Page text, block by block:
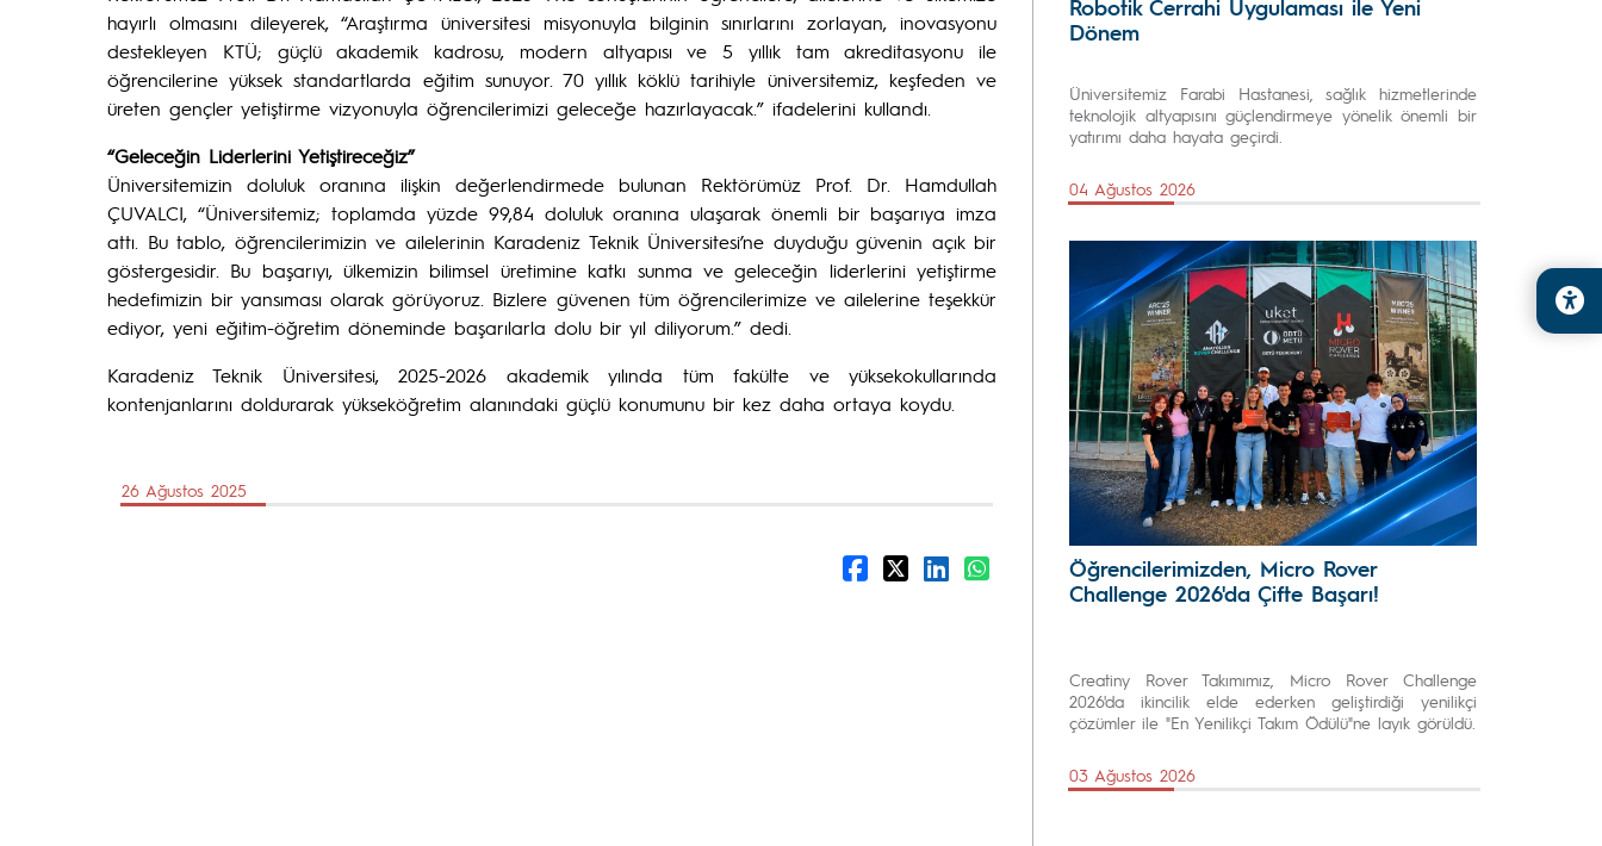
hayırlı olmasını dileyerek, “Araştırma üniversitesi misyonuyla bilginin sınırlarını zorlayan, inovasyonu
destekleyen KTÜ; güçlü akademik kadrosu, modern altyapısı ve 5 yıllık tam akreditasyonu ile
öğrencilerine yüksek standartlarda eğitim sunuyor. 70 yıllık köklü tarihiyle üniversitemiz, keşfeden ve
üreten gençler yetiştirme vizyonuyla öğrencilerimizi geleceğe hazırlayacak.” ifadelerini kullandı.
“Geleceğin Liderlerini Yetiştireceğiz”
Üniversitemizin doluluk oranına ilişkin değerlendirmede bulunan Rektörümüz Prof. Dr. Hamdullah
ÇUVALCI, “Üniversitemiz; toplamda yüzde 99,84 doluluk oranına ulaşarak önemli bir başarıya imza
attı. Bu tablo, öğrencilerimizin ve ailelerinin Karadeniz Teknik Üniversitesi’ne duyduğu güvenin açık bir
göstergesidir. Bu başarıyı, ülkemizin bilimsel üretimine katkı sunma ve geleceğin liderlerini yetiştirme
hedefimizin bir yansıması olarak görüyoruz. Bizlere güvenen tüm öğrencilerimize ve ailelerine teşekkür
ediyor, yeni eğitim-öğretim döneminde başarılarla dolu bir yıl diliyorum.” dedi.
Karadeniz Teknik Üniversitesi, 2025-2026 akademik yılında tüm fakülte ve yüksekokullarında
kontenjanlarını doldurarak yükseköğretim alanındaki güçlü konumunu bir kez daha ortaya koydu.
26 Ağustos 2025
Robotik Cerrahi Uygulaması ile Yeni
Dönem
Üniversitemiz Farabi Hastanesi, sağlık hizmetlerinde
teknolojik altyapısını güçlendirmeye yönelik önemli bir
yatırımı daha hayata geçirdi.
04 Ağustos 2026
Öğrencilerimizden, Micro Rover
Challenge 2026'da Çifte Başarı!
Creatiny Rover Takımımız, Micro Rover Challenge
2026'da ikincilik elde ederken geliştirdiği yenilikçi
çözümler ile "En Yenilikçi Takım Ödülü"ne layık görüldü.
03 Ağustos 2026